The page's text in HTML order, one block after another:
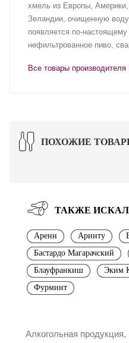
хмель из Европы,
Зеландии, очищенную
появляется по-настоящему
нефильтрованное пиво,
Все товары
ПОХОЖИЕ
ТАКЖЕ
Арени Аринту
Бастардо Магарачский
Блауфранкиш
Эким
Фурминт
Алкогольная продукция,